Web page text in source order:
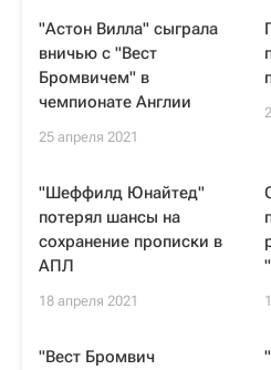
"Астон Вилла" сыграла
вничью с "Вест
Бромвичем" в
чемпионате Англии
25 апреля 2021
"Шеффилд Юнайтед"
потерял шансы на
сохранение прописки в
АПЛ
18 апреля 2021
"Вест Бромвич